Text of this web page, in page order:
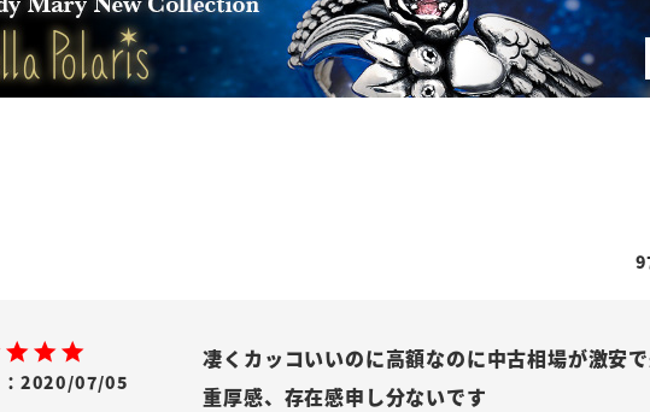
2020/07/05
凄くカッコいいのに高額なのに中古相場が激安
重厚感、存在感申し分ないです